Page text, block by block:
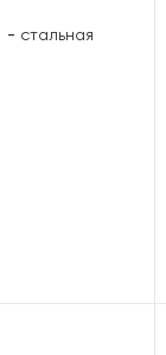
- стальная